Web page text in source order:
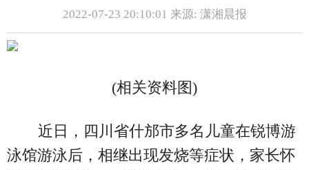
2022-07-23 20:10:01 来源: 潇湘晨报
(相关资料图)
近日，四川省什邡市多名儿童在锐博游
泳馆游泳后，相继出现发烧等症状，家长怀